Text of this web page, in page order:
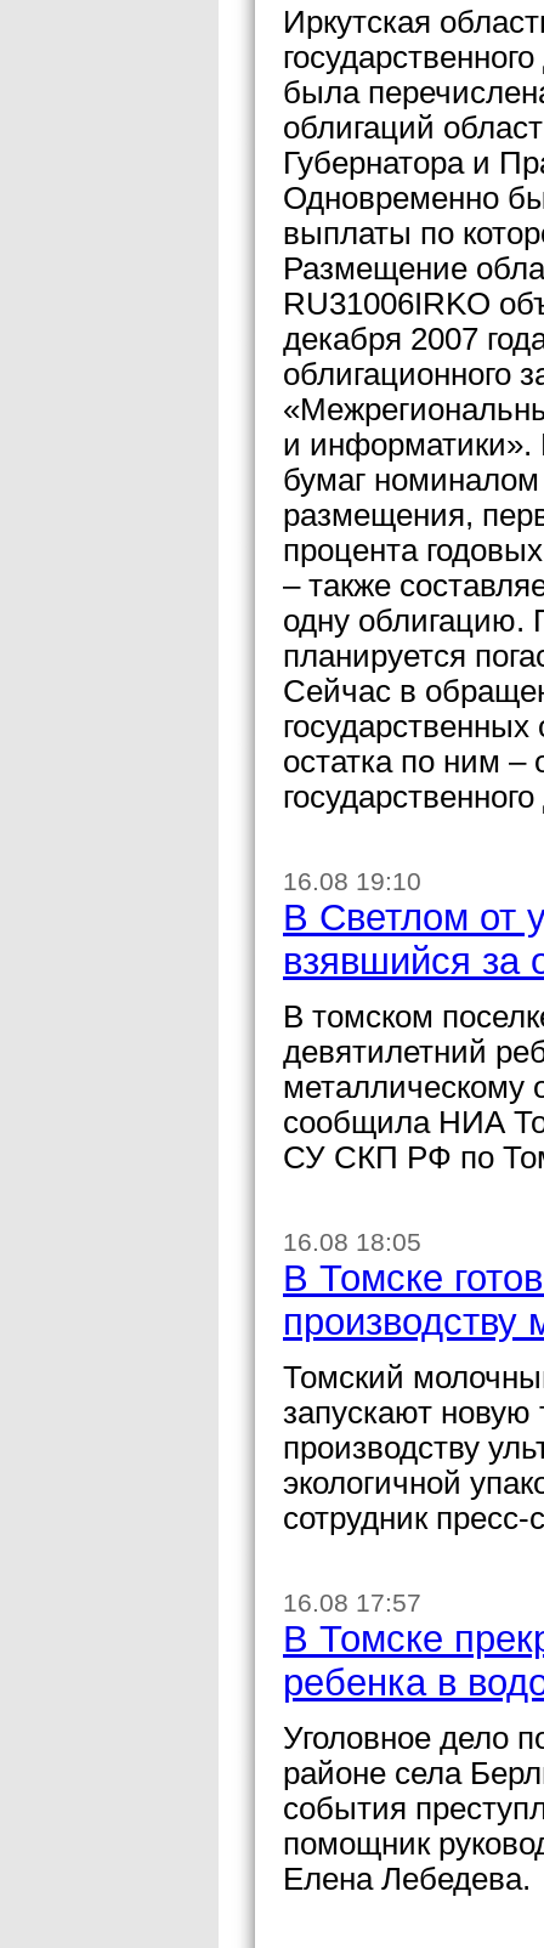
Иркутская
была
облигаций
Губернатора и
Одновременно
выплаты по
Размещение
RU31006IRKO
декабря 2007
облигационного
и информатики».
бумаг
размещения,
процента
– также
одну
планируется
Сейчас в
остатка по ним –
16.08 19:10
В Светлом от
взявшийся за
В томском
девятилетний
металлическому
сообщила НИА
СУ СКП РФ по
16.08 18:05
В Томске
производству
Томский
запускают новую
производству
экологичной
сотрудник
16.08 17:57
В Томске
ребенка в
Уголовное дело
районе села
события
помощник
Елена Лебедева.